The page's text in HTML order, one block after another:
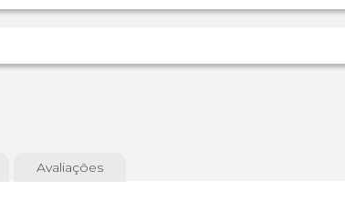
Avaliações